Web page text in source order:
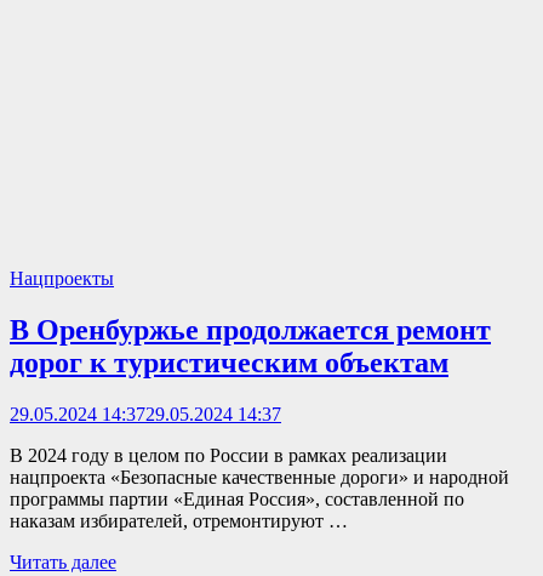
Нацпроекты
В Оренбуржье продолжается ремонт
дорог к туристическим объектам
29.05.2024 14:3729.05.2024 14:37
В 2024 году в целом по России в рамках реализации
нацпроекта «Безопасные качественные дороги» и народной
программы партии «Единая Россия», составленной по
наказам избирателей, отремонтируют …
Читать далее